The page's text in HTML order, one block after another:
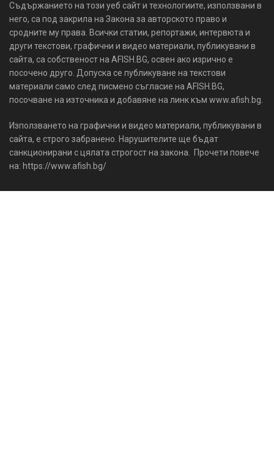
Съдържанието на този уеб сайт и технологиите, използвани в
него, са под закрила на Закона за авторското право и
сродните му права. Всички статии, репортажи, интервюта и
други текстови, графични и видео материали, публикувани в
сайта, са собственост на AFISH.BG, освен ако изрично е
посочено друго. Допуска се публикуване на текстови
материали само след писмено съгласие на AFISH.BG,
посочване на източника и добавяне на линк към www.afish.bg.
Използването на графични и видео материали, публикувани в
сайта, е строго забранено. Нарушителите ще бъдат
санкционирани с цялата строгост на закона. Прочети повече
на: https://www.afish.bg/